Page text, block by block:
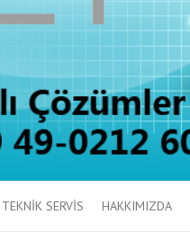
SERVİS HAKKIMIZDA